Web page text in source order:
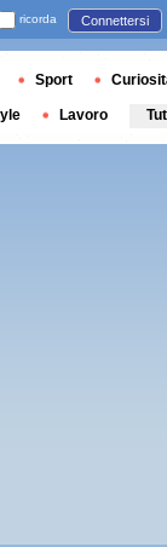
ricorda Connettersi
Sport
Lavoro